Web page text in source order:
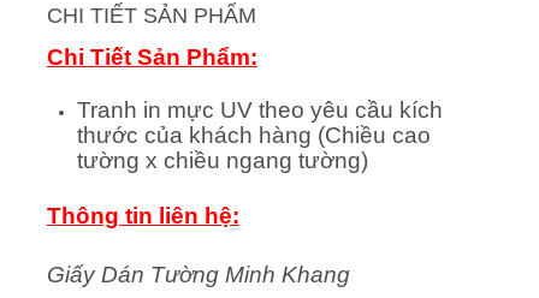
CHI TIẾT SẢN PHẨM
Chi Tiết Sản Phẩm:
Tranh in mực UV theo yêu cầu kích
thước của khách hàng (Chiều cao
tường x chiều ngang tường)
Thông tin liên hệ:
Giấy Dán Tường Minh Khang